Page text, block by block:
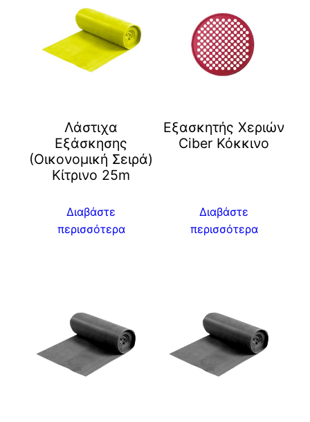
Λάστιχα
Εξάσκησης
(Οικονομική Σειρά)
Κίτρινο 25m
Διαβάστε
περισσότερα
Eξασκητής Χεριών
Ciber Κόκκινο
Διαβάστε
περισσότερα